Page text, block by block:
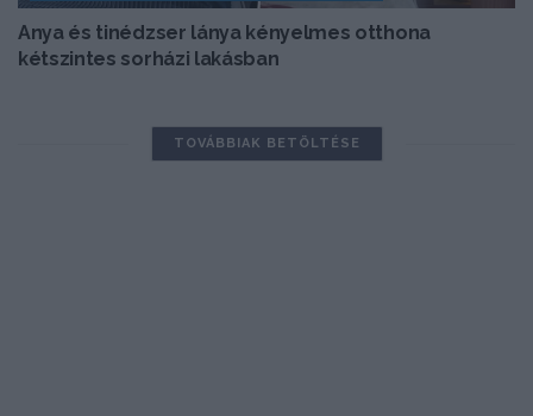
Anya és tinédzser lánya kényelmes otthona
kétszintes sorházi lakásban
TOVÁBBIAK BETÖLTÉSE